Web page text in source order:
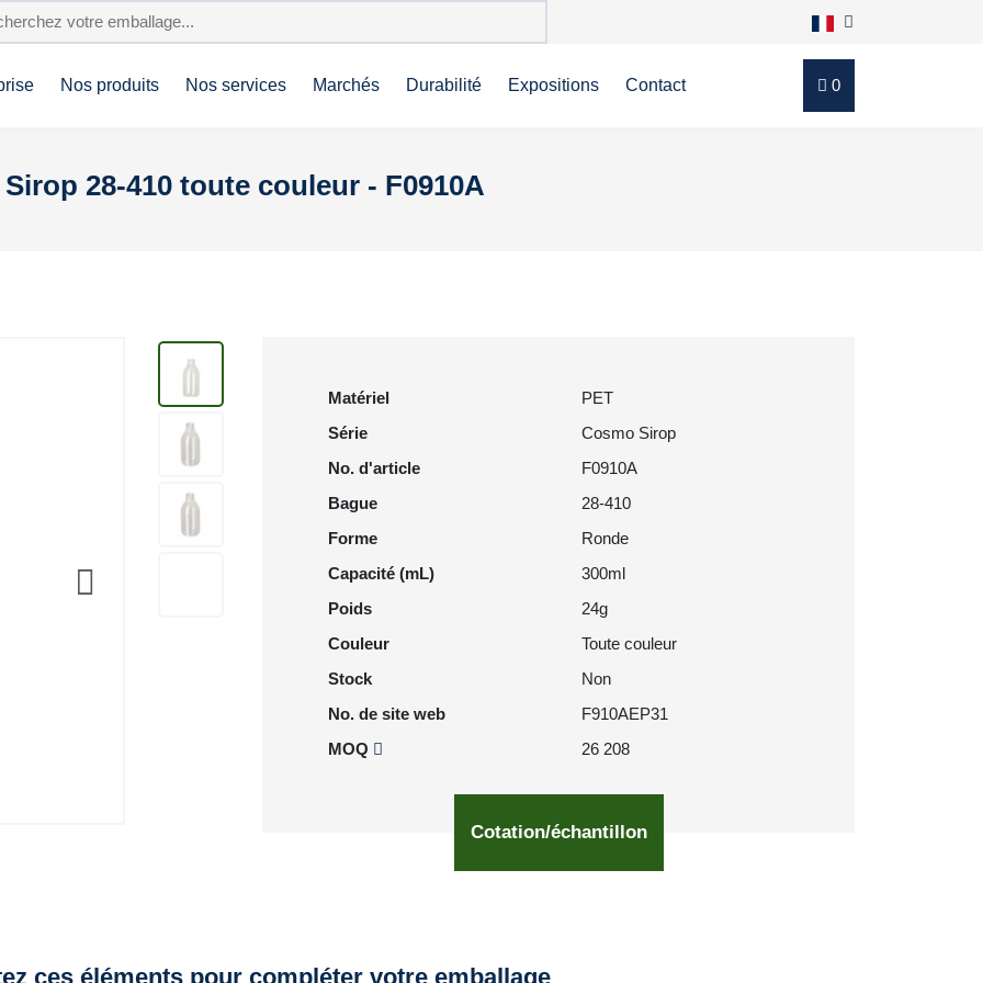
Nos produits Nos services Marchés Durabilité Expositions Contact 0
28-410 toute couleur - F0910A
Matériel
PET
Série
Cosmo Sirop
No. d'article
F0910A
Bague
28-410
Forme
Ronde
Capacité (mL)
300ml
Poids
24g
Couleur
Toute couleur
Stock
Non
No. de site web
F910AEP31
MOQ
26 208
Cotation/échantillon
ces éléments pour compléter votre emballage